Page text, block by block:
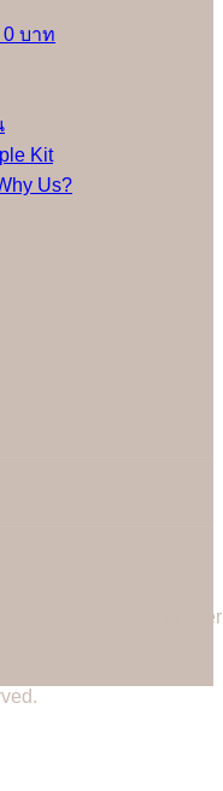
บาท
Kit
Us?
on behalf of user